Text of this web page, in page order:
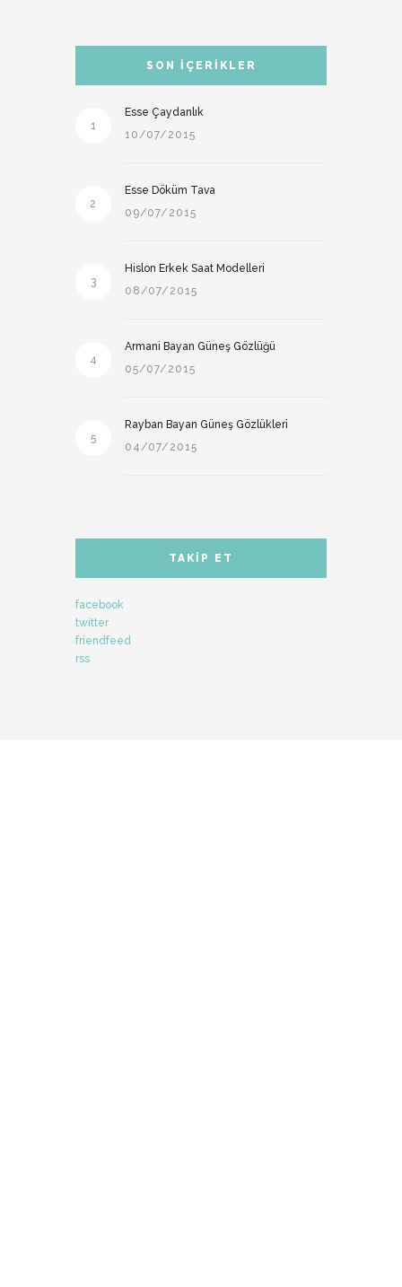
SON İÇERIKLER
1
Esse Çaydanlık
10/07/2015
2
Esse Döküm Tava
09/07/2015
3
Hislon Erkek Saat Modelleri
08/07/2015
4
Armani Bayan Güneş Gözlüğü
05/07/2015
5
Rayban Bayan Güneş Gözlükleri
04/07/2015
TAKIP ET
facebook
twitter
friendfeed
rss